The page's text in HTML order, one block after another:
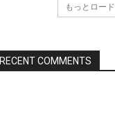
もっとロー
RECENT COMMENTS